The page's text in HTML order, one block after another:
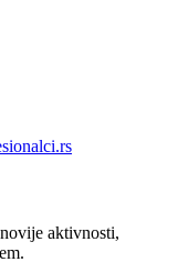
aktivnosti,